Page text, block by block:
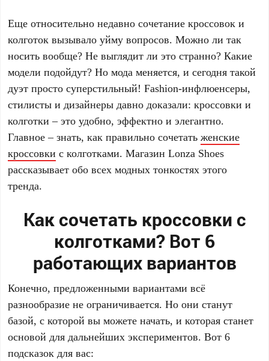
Еще относительно недавно сочетание кроссовок и
колготок вызывало уйму вопросов. Можно ли так
носить вообще? Не выглядит ли это странно? Какие
модели подойдут? Но мода меняется, и сегодня такой
дуэт просто суперстильный! Fashion-инфлюенсеры,
стилисты и дизайнеры давно доказали: кроссовки и
колготки – это удобно, эффектно и элегантно.
Главное – знать, как правильно сочетатьженские
кроссовки с колготками. Магазин Lonza Shoes
рассказывает обо всех модных тонкостях этого
тренда.
Как сочетать кроссовки с
колготками? Вот 6
работающих вариантов
Конечно, предложенными вариантами всё
разнообразие не ограничивается. Но они станут
базой, с которой вы можете начать, и которая станет
основой для дальнейших экспериментов. Вот 6
подсказок для вас: